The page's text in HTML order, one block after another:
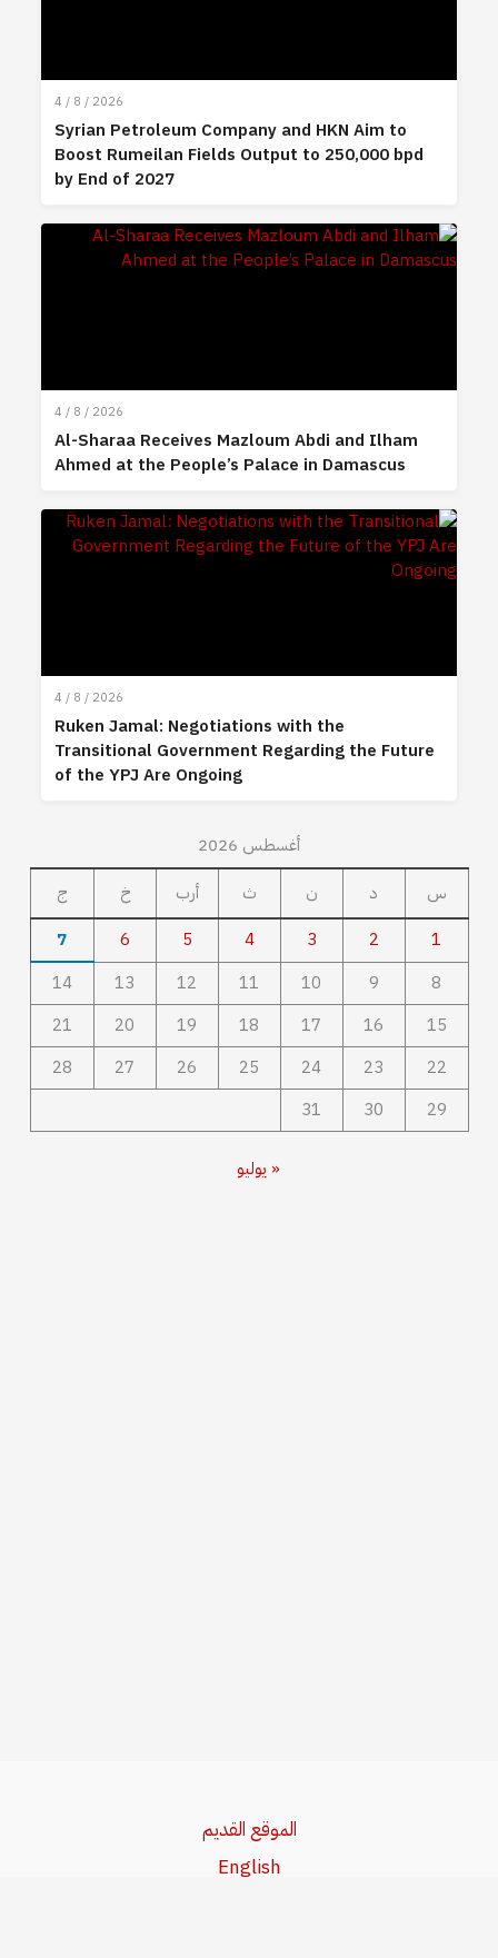
4 / 8 / 2026
Syrian Petroleum Company and HKN Aim to
Boost Rumeilan Fields Output to 250,000 bpd
by End of 2027
4 / 8 / 2026
Al-Sharaa Receives Mazloum Abdi and Ilham
Ahmed at the People’s Palace in Damascus
4 / 8 / 2026
Ruken Jamal: Negotiations with the
Transitional Government Regarding the Future
of the YPJ Are Ongoing
أغسطس 2026
س
د ن ث أرب خ
ج
1
2
3
4
5
6
7
8
9
10
11
12
13
14
15
16
17
18
19
20
21
22
23
24
25
26
27
28
29
30
31
« يوليو
الموقع القديم
English